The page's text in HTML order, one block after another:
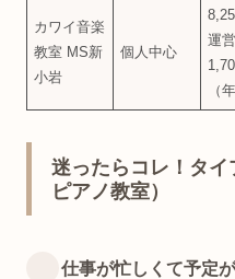
カワイ音楽
教室 MS新
小岩
個人中心
運
（
迷ったらコレ！タ
ピアノ教室）
仕事が忙しくて予定